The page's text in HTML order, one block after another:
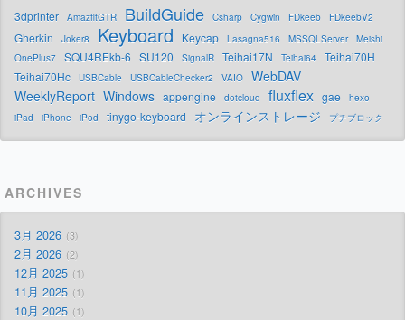
3dprinter AmazfitGTR BuildGuide Csharp Cygwin FDkeeb FDkeebV2
Gherkin Joker8 Keyboard Keycap Lasagna516 MSSQLServer
Meishi
OnePlus7
SQU4REkb-6 SU120 SignalR Teihai17N Teihai64
Teihai70H
Teihai70Hc
USBCable USBCableChecker2 VAIO
WebDAV
WeeklyReport Windows appengine dotcloud fluxflex gae
hexo
iPad
iPhone iPod tinygo-keyboard オンラインストレージ プチブロック
ARCHIVES
3月 2026 3
2月 2026 2
12月 2025 1
11月 2025 1
10月 2025 1